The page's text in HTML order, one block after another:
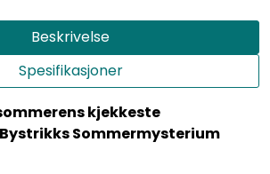
Beskrivelse
Spesifikasjoner
kjekkeste
Sommermysterium